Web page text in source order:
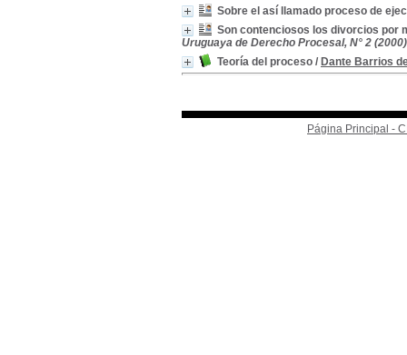
Sobre el así llamado proceso de
Son contenciosos los divorcios por
Uruguaya de Derecho Procesal, N° 2 (2000)
Teoría del proceso / Dante Barrios
Página Principal -